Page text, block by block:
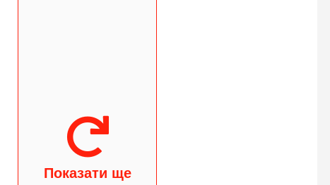
Показати ще